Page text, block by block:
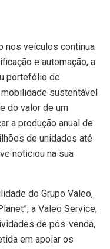
nos veículos continua
e automação, a
portefólio de
sustentável
do valor de um
a produção anual de
de unidades até
noticiou na sua
do Grupo Valeo,
a Valeo Service,
de pós-venda,
em apoiar os